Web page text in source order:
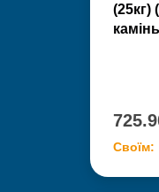
(25кг)
Своїм: